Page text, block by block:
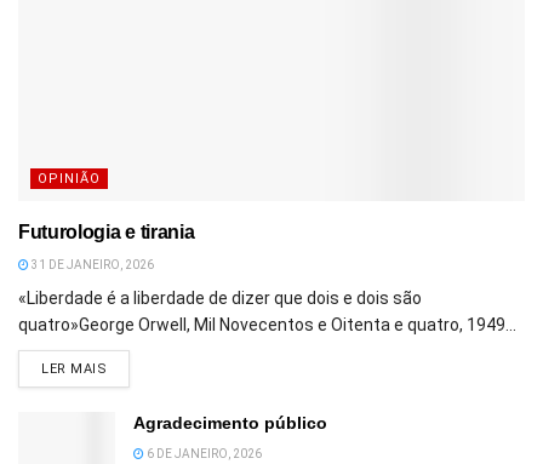
OPINIÃO
Futurologia e tirania
31 DE JANEIRO, 2026
«Liberdade é a liberdade de dizer que dois e dois são
quatro»George Orwell, Mil Novecentos e Oitenta e quatro, 1949...
LER MAIS
Agradecimento público
6 DE JANEIRO, 2026